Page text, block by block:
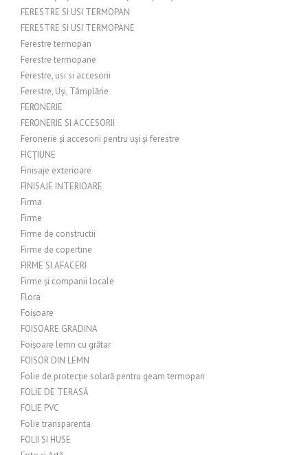
FERESTRE SI USI TERMOPAN
FERESTRE SI USI TERMOPANE
Ferestre termopan
Ferestre termopane
Ferestre, usi si accesorii
Ferestre, Uși, Tâmplărie
FERONERIE
FERONERIE SI ACCESORII
Feronerie și accesorii pentru uși și ferestre
FICȚIUNE
Finisaje exterioare
FINISAJE INTERIOARE
Firma
Firme
Firme de constructii
Firme de copertine
FIRME SI AFACERI
Firme și companii locale
Flora
Foișoare
FOISOARE GRADINA
Foișoare lemn cu grătar
FOISOR DIN LEMN
Folie de protecție solară pentru geam termopan
FOLIE DE TERASĂ
FOLIE PVC
Folie transparenta
FOLII SI HUSE